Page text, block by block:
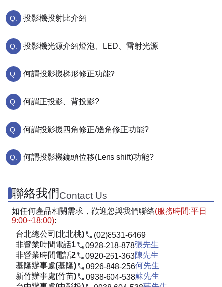
投影機投射比介紹
投影機光源介紹燈泡、LED、雷射光源
何謂投影機梯形修正功能?
何謂正投影、背投影?
何謂投影機四角修正/邊角修正功能?
何謂投影機鏡頭位移(Lens shift)功能?
聯絡我們Contact Us
如任何產品相關需求，歡迎您與我們聯絡(服務時間:平日
9:00~18:00):
台北總公司(北北桃)
(02)8531-6469
非營業時間電話1
0928-218-878張先生
非營業時間電話2
0920-261-363陳先生
基隆辦事處(基隆)
0926-848-256何先生
新竹辦事處(竹苗)
0938-604-538蘇先生